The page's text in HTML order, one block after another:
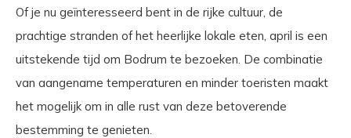
Of je nu geïnteresseerd bent in de rijke cultuur, de
prachtige stranden of het heerlijke lokale eten, april is een
uitstekende tijd om Bodrum te bezoeken. De combinatie
van aangename temperaturen en minder toeristen maakt
het mogelijk om in alle rust van deze betoverende
bestemming te genieten.